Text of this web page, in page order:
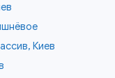
Киев